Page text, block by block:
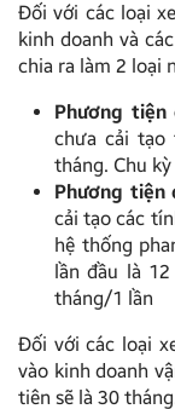
Đối với các loại
kinh doanh và
chia ra làm 2 loại
Phương tiện
chưa cải tạo
tháng. Chu
Phương tiện
cải tạo các
hệ thống
lần đầu là
tháng/1 lần
Đối với các loại
vào kinh doanh
tiên sẽ là 30